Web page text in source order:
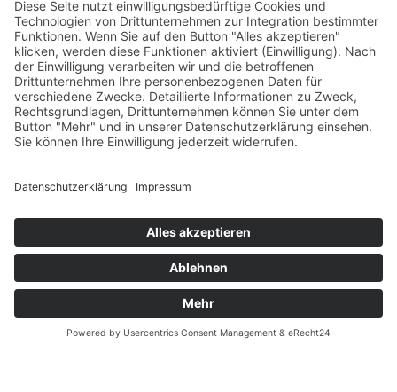
Versandpartner
Verfügbarkeiten
Zahlung und Versand
Datenschutz
Fernabsatz
Widerrufsrecht MS
Kontakt
Garantiefall
Batterieverordnung
Ergänzende Allgemeine Geschäftsbedingungen zum
easyCredit-Ratenkauf